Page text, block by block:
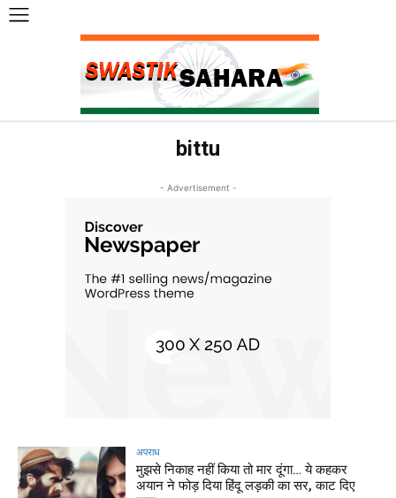
bittu
- Advertisement -
अपराध
मुझसे निकाह नहीं किया तो मार दूंगा… ये कहकर
अयान ने फोड़ दिया हिंदू लड़की का सर, काट दिए